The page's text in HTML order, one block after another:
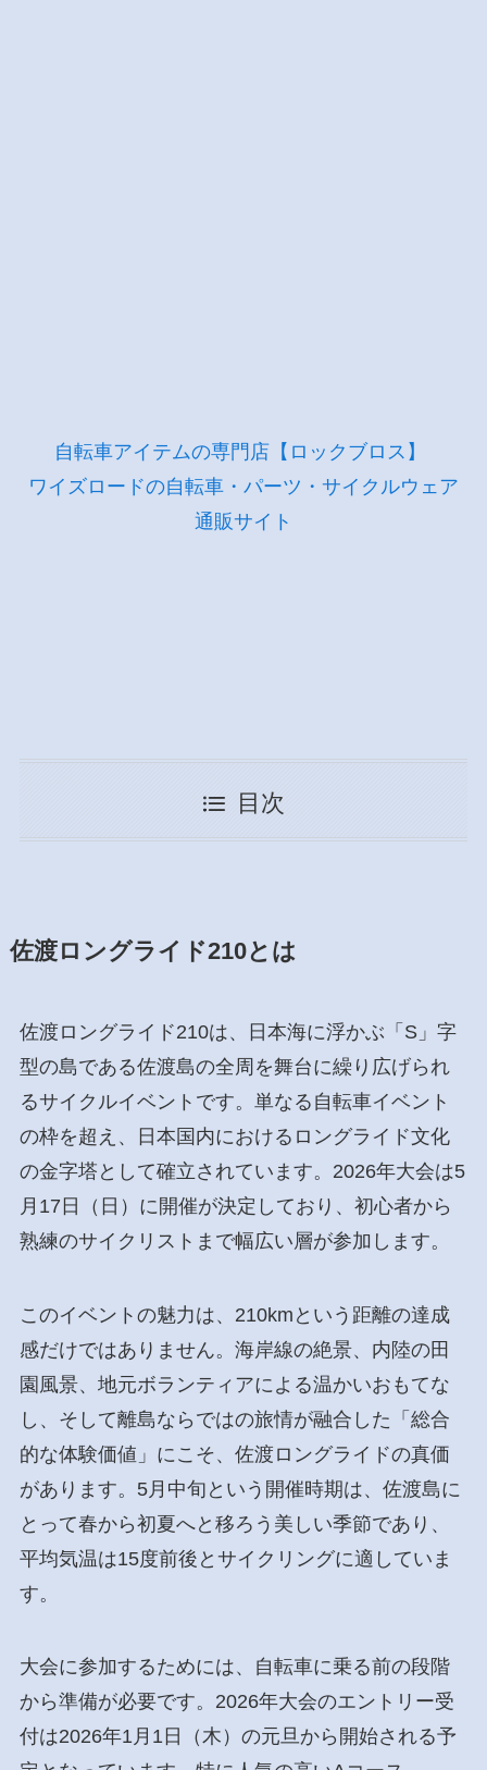
自転車アイテムの専門店【ロックブロス】
ワイズロードの自転車・パーツ・サイクルウェア
通販サイト
目次
佐渡ロングライド210とは
佐渡ロングライド210は、日本海に浮かぶ「S」字
型の島である佐渡島の全周を舞台に繰り広げられ
るサイクルイベントです。単なる自転車イベント
の枠を超え、日本国内におけるロングライド文化
の金字塔として確立されています。2026年大会は5
月17日（日）に開催が決定しており、初心者から
熟練のサイクリストまで幅広い層が参加します。
このイベントの魅力は、210kmという距離の達成
感だけではありません。海岸線の絶景、内陸の田
園風景、地元ボランティアによる温かいおもてな
し、そして離島ならではの旅情が融合した「総合
的な体験価値」にこそ、佐渡ロングライドの真価
があります。5月中旬という開催時期は、佐渡島に
とって春から初夏へと移ろう美しい季節であり、
平均気温は15度前後とサイクリングに適していま
す。
大会に参加するためには、自転車に乗る前の段階
から準備が必要です。2026年大会のエントリー受
付は2026年1月1日（木）の元旦から開始される予